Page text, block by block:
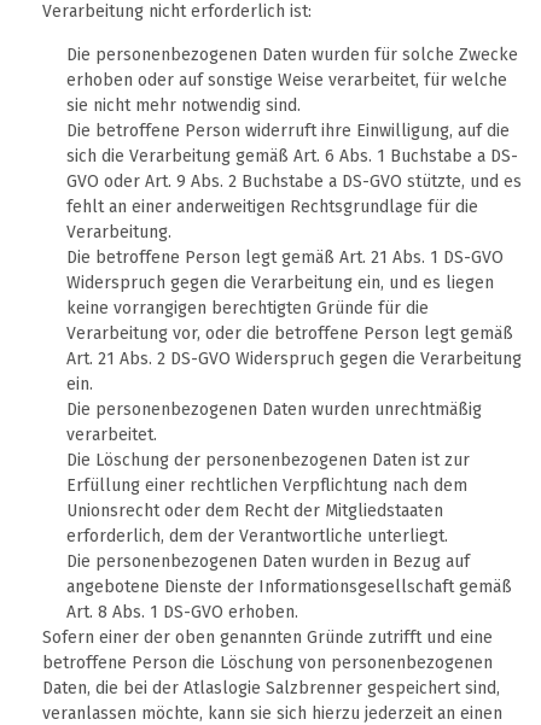
Verarbeitung nicht erforderlich ist:
Die personenbezogenen Daten wurden für solche Zwecke
erhoben oder auf sonstige Weise verarbeitet, für welche
sie nicht mehr notwendig sind.
Die betroffene Person widerruft ihre Einwilligung, auf die
sich die Verarbeitung gemäß Art. 6 Abs. 1 Buchstabe a DS-
GVO oder Art. 9 Abs. 2 Buchstabe a DS-GVO stützte, und es
fehlt an einer anderweitigen Rechtsgrundlage für die
Verarbeitung.
Die betroffene Person legt gemäß Art. 21 Abs. 1 DS-GVO
Widerspruch gegen die Verarbeitung ein, und es liegen
keine vorrangigen berechtigten Gründe für die
Verarbeitung vor, oder die betroffene Person legt gemäß
Art. 21 Abs. 2 DS-GVO Widerspruch gegen die Verarbeitung
ein.
Die personenbezogenen Daten wurden unrechtmäßig
verarbeitet.
Die Löschung der personenbezogenen Daten ist zur
Erfüllung einer rechtlichen Verpflichtung nach dem
Unionsrecht oder dem Recht der Mitgliedstaaten
erforderlich, dem der Verantwortliche unterliegt.
Die personenbezogenen Daten wurden in Bezug auf
angebotene Dienste der Informationsgesellschaft gemäß
Art. 8 Abs. 1 DS-GVO erhoben.
Sofern einer der oben genannten Gründe zutrifft und eine
betroffene Person die Löschung von personenbezogenen
Daten, die bei der Atlaslogie Salzbrenner gespeichert sind,
veranlassen möchte, kann sie sich hierzu jederzeit an einen